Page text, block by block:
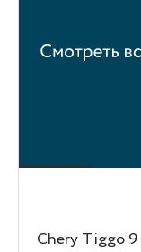
Chery Tiggo 9